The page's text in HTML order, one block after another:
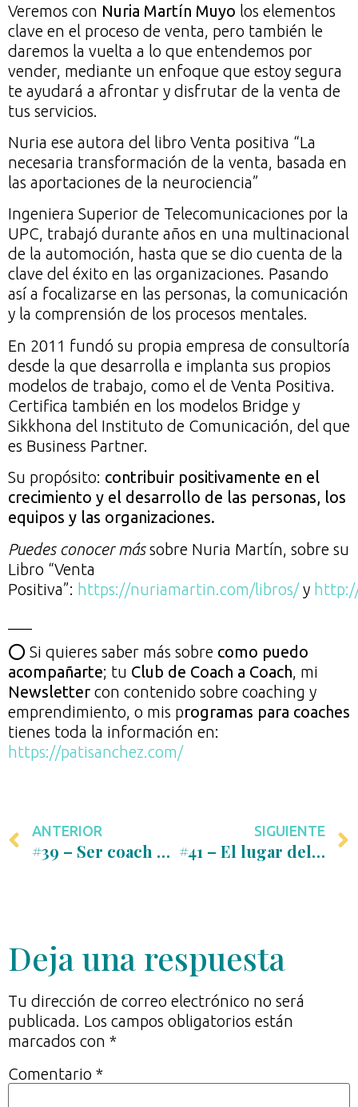
Veremos con Nuria Martín Muyo los elementos
clave en el proceso de venta, pero también le
daremos la vuelta a lo que entendemos por
vender, mediante un enfoque que estoy segura
te ayudará a afrontar y disfrutar de la venta de
tus servicios.
Nuria ese autora del libro Venta positiva “La
necesaria transformación de la venta, basada en
las aportaciones de la neurociencia”
Ingeniera Superior de Telecomunicaciones por la
UPC, trabajó durante años en una multinacional
de la automoción, hasta que se dio cuenta de la
clave del éxito en las organizaciones. Pasando
así a focalizarse en las personas, la comunicación
y la comprensión de los procesos mentales.
En 2011 fundó su propia empresa de consultoría
desde la que desarrolla e implanta sus propios
modelos de trabajo, como el de Venta Positiva.
Certifica también en los modelos Bridge y
Sikkhona del Instituto de Comunicación, del que
es Business Partner.
Su propósito: contribuir positivamente en el
crecimiento y el desarrollo de las personas, los
equipos y las organizaciones.
Puedes conocer mássobre Nuria Martín, sobre su
Libro “Venta
Positiva”: https://nuriamartin.com/libros/y
⭕ Si quieres saber más sobre como puedo
acompañarte; tu Club de Coach a Coach, mi
Newsletter con contenido sobre coaching y
emprendimiento, o mis programas para coaches
tienes toda la información en:
https://patisanchez.com/
ANTERIOR
#39 – Ser coach desde el cuestionamiento, la honestidad y la confianza, con Merche Aranda
SIGUIENTE
#41 – El lugar del Coach y los límites del Coaching, con Miriam Ortiz de Zárate
Deja una respuesta
Tu dirección de correo electrónico no será
publicada. Los campos obligatorios están
marcados con *
Comentario *